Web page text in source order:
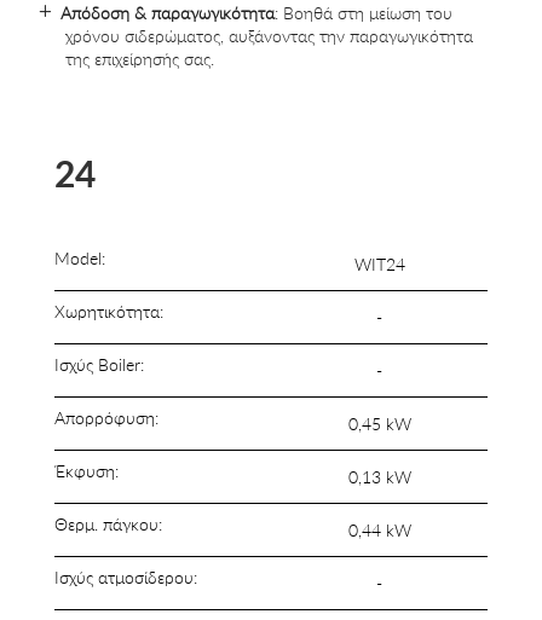
Απόδοση & παραγωγικότητα: Βοηθά στη μείωση του
χρόνου σιδερώματος, αυξάνοντας την παραγωγικότητα
της επιχείρησής σας.
24
Model:
Χωρητικότητα:
Ισχύς Boiler:
Απορρόφυση:
Έκφυση:
Θερμ. πάγκου:
Ισχύς ατμοσίδερου:
WIT24
-
-
0,45 kW
0,13 kW
0,44 kW
-